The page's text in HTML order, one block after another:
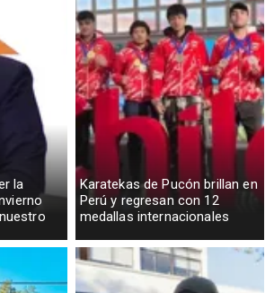
la
Karatekas de Pucón brillan en
Perú y regresan con 12
medallas internacionales